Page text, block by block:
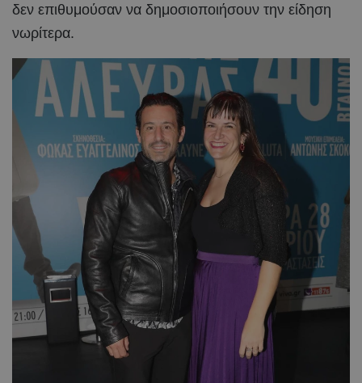
δεν επιθυμούσαν να δημοσιοποιήσουν την είδηση
νωρίτερα.